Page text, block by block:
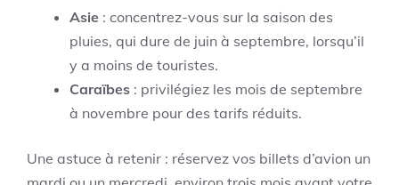
Asie : concentrez-vous sur la saison des
pluies, qui dure de juin à septembre, lorsqu’il
y a moins de touristes.
Caraïbes : privilégiez les mois de septembre
à novembre pour des tarifs réduits.
Une astuce à retenir : réservez vos billets d’avion un